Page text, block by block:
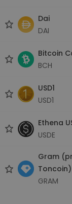
Dai
DAI
Bitcoin
BCH
USD1
USD1
Ethena
USDE
Gram
Toncoin)
GRAM